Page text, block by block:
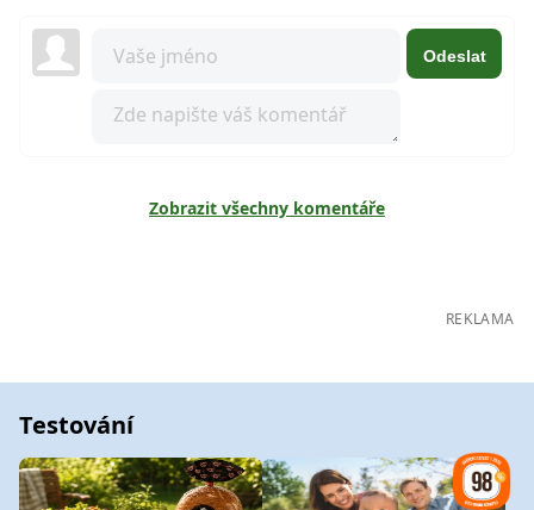
Odeslat
Zobrazit všechny komentáře
REKLAMA
Testování